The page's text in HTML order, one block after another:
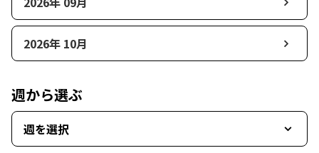
2026年 10月
週から選ぶ
週を選択